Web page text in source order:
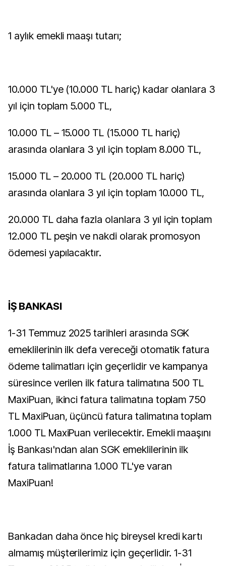
1 aylık emekli maaşı tutarı;
10.000 TL'ye (10.000 TL hariç) kadar olanlara 3
yıl için toplam 5.000 TL,
10.000 TL – 15.000 TL (15.000 TL hariç)
arasında olanlara 3 yıl için toplam 8.000 TL,
15.000 TL – 20.000 TL (20.000 TL hariç)
arasında olanlara 3 yıl için toplam 10.000 TL,
20.000 TL daha fazla olanlara 3 yıl için toplam
12.000 TL peşin ve nakdi olarak promosyon
ödemesi yapılacaktır.
İŞ BANKASI
1-31 Temmuz 2025 tarihleri arasında SGK
emeklilerinin ilk defa vereceği otomatik fatura
ödeme talimatları için geçerlidir ve kampanya
süresince verilen ilk fatura talimatına 500 TL
MaxiPuan, ikinci fatura talimatına toplam 750
TL MaxiPuan, üçüncü fatura talimatına toplam
1.000 TL MaxiPuan verilecektir. Emekli maaşını
İş Bankası'ndan alan SGK emeklilerinin ilk
fatura talimatlarına 1.000 TL'ye varan
MaxiPuan!
Bankadan daha önce hiç bireysel kredi kartı
almamış müşterilerimiz için geçerlidir. 1-31